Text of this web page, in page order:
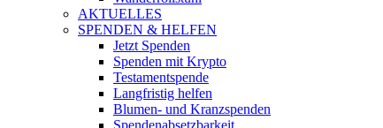
AKTUELLES
SPENDEN & HELFEN
Jetzt Spenden
Spenden mit Krypto
Testamentspende
Langfristig helfen
Blumen- und Kranzspenden
Spendenabsetzbarkeit